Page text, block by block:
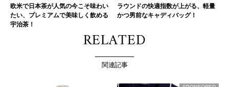
欧米で日本茶が人気の今こそ味わい
たい、プレミアムで美味しく飲める
宇治茶！
ラウンドの快適指数が上がる、軽量
かつ男前なキャディバッグ！
RELATED
関連記事